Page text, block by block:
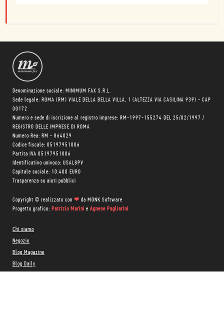
Denominazione sociale: MINIMUM FAX S.R.L.
Sede legale: ROMA (RM) VIALE DELLA BELLA VILLA, 1 (ALTEZZA VIA CASILINA 939) - CAP
00172
Numero e sede di iscrizione al registro imprese: RM-1997-155274 DEL 25/02/1997 /
REGISTRO DELLE IMPRESE DI ROMA
Numero Rea: RM - 864029
Codice fiscale: 05197951006
Partita IVA 05197951006
Identificativo univoco: USAL8PV
Capitale sociale: 10.400 EURO
Trasparenza su aiuti pubblici
Copyright © realizzato con ❤ da MONK Software
Progetto grafico: Patrizio Marini e Agnese Pagliarini
Chi siamo
Negozio
Blog Magazine
Blog Daily